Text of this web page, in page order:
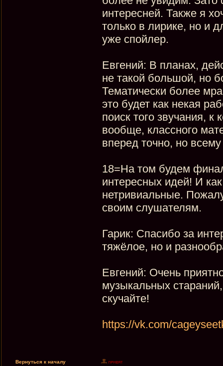
интересней. Также я
только в лирике, но и
уже спойлер.
Евгений: В планах,
не такой большой, но
Тематически более
это будет как некая
поиск того звучания,
вообще, классного
вперед точно, но
18=На том будем
интересных идей! И
нетривиальные.
своим слушателям.
Гарик: Спасибо за
тяжёлое, но и
Евгений: Очень
музыкальных
скучайте!
https://vk.com/
Вернуться к началу